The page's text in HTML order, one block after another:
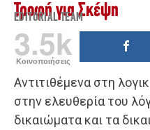
Τροφή για Σκέψη
EDITORIAL TEAM
3.5k
Κοινοποιήσεις
Αντιτιθέμενα στη
στην ελευθερία του
δικαιώματα και τα